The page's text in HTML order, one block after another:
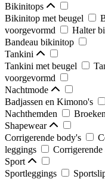
Bikinitops
Bikinitop met beugel
voorgevormd
Halter
Bandeau bikinitop
Tankini
Tankini met beugel
voorgevormd
Nachtmode
Badjassen en Kimono's
Nachthemden
Broeken
Shapewear
Corrigerende body's
leggings
Corrigerende
Sport
Sportleggings